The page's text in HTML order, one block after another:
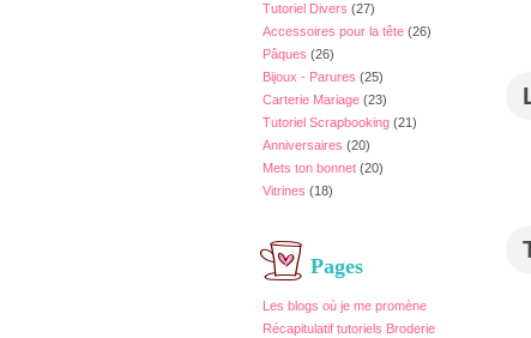
Tutoriel Divers (27)
Accessoires pour la tête (26)
Pâques (26)
Bijoux - Parures (25)
Carterie Mariage (23)
Tutoriel Scrapbooking (21)
Anniversaires (20)
Mets ton bonnet (20)
Vitrines (18)
Pages
Les blogs où je me promène
Récapitulatif tutoriels Broderie